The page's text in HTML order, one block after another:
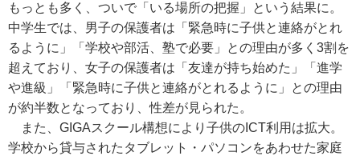
もっとも多く、ついで「いる場所の把握」という結果に。
中学生では、男子の保護者は「緊急時に子供と連絡がとれ
るように」「学校や部活、塾で必要」との理由が多く3割を
超えており、女子の保護者は「友達が持ち始めた」「進学
や進級」「緊急時に子供と連絡がとれるように」との理由
が約半数となっており、性差が見られた。
また、GIGAスクール構想により子供のICT利用は拡大。
学校から貸与されたタブレット・パソコンをあわせた家庭